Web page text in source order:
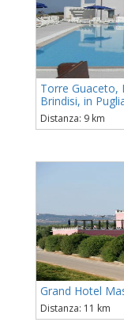
Torre Guaceto,
Brindisi, in
Distanza: 9 km
Grand Hotel
Distanza: 11 km